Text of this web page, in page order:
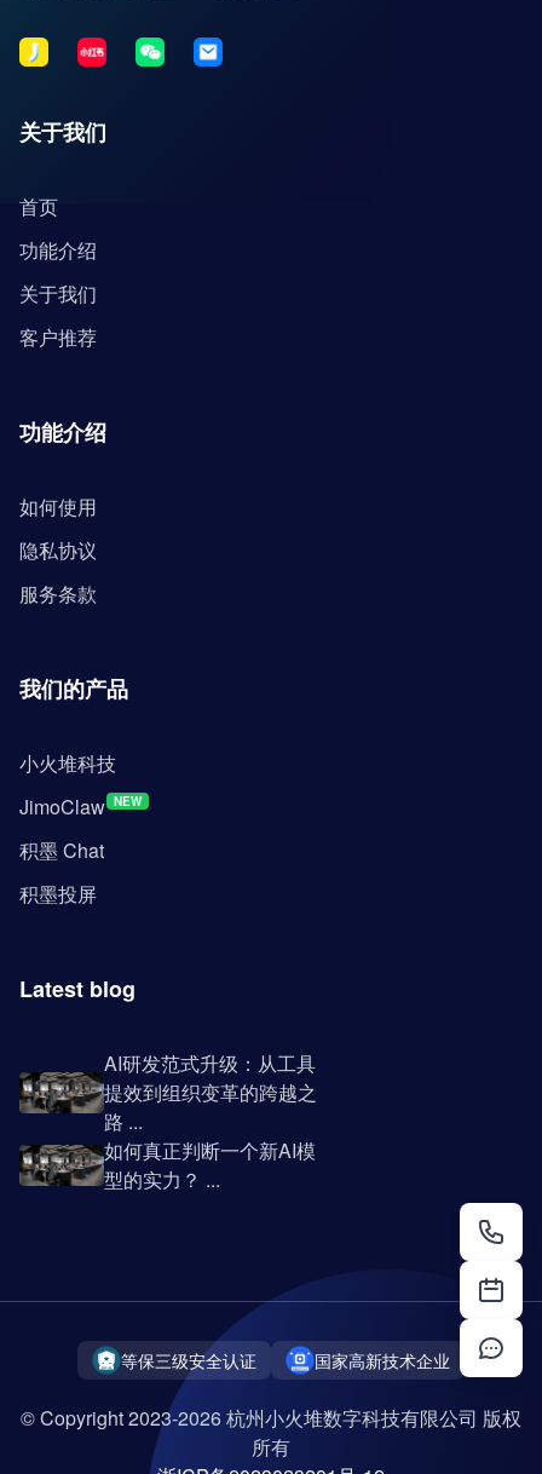
关于我们
首页
功能介绍
关于我们
客户推荐
功能介绍
如何使用
隐私协议
服务条款
我们的产品
小火堆科技
JimoClaw NEW
积墨 Chat
积墨投屏
Latest blog
AI研发范式升级：从工具
提效到组织变革的跨越之
路 ...
如何真正判断一个新AI模
型的实力？ ...
等保三级安全认证 国家高新技术企业
© Copyright 2023-2026 杭州小火堆数字科技有限公司 版权
所有